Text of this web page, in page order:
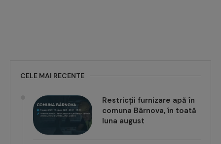
CELE MAI RECENTE
Restricții furnizare apă în
comuna Bârnova, în toată
luna august